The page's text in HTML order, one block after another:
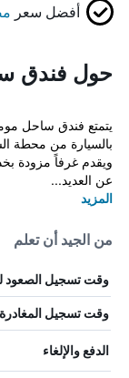
أفضل سعر
حول فندق
بالسيارة من محطة
ويقدم غرفاً مزودة
عن العديد...
المزيد
من الجيد أن تعلم
وقت تسجيل الصعود
وقت تسجيل المغادرة
الدفع والإلغاء